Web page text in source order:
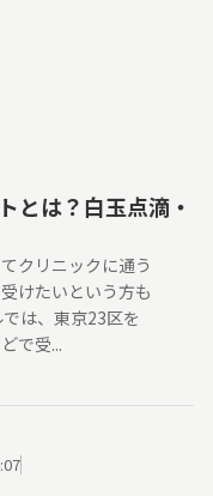
とは？白玉点滴・
クリニックに通う
けたいという方も
は、東京23区を
で受...